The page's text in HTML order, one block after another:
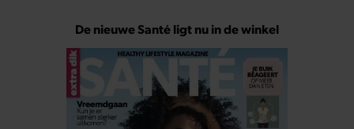
De nieuwe Santé ligt nu in de winkel